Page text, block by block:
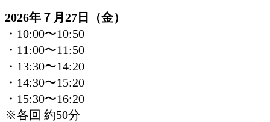
2026年７月27日（金）
・10:00〜10:50
・11:00〜11:50
・13:30〜14:20
・14:30〜15:20
・15:30〜16:20
※各回 約50分